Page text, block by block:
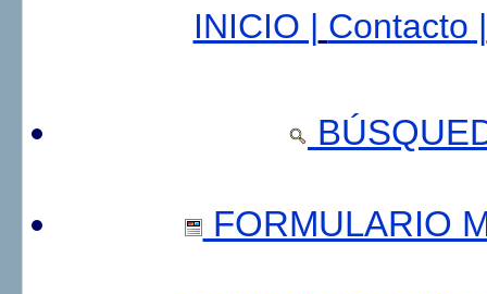
INICIO | Contacto |
FORMULARIO